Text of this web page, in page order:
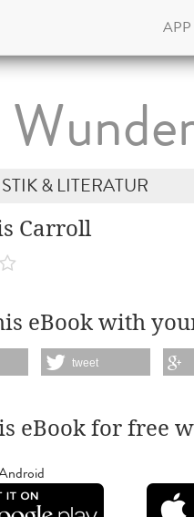
APP
& LITERATUR
Carroll
eBook with
tweet
eBook for free